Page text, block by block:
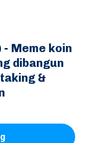
- Meme koin
dibangun
&